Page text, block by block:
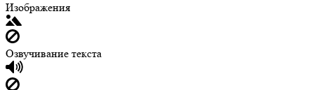
Изображения
Озвучивание текста